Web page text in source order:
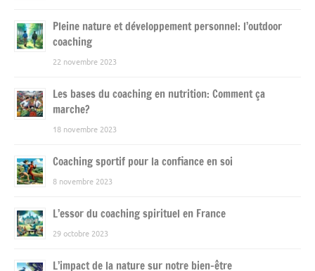
Pleine nature et développement personnel: l’outdoor
coaching
22 novembre 2023
Les bases du coaching en nutrition: Comment ça
marche?
18 novembre 2023
Coaching sportif pour la confiance en soi
8 novembre 2023
L’essor du coaching spirituel en France
29 octobre 2023
L’impact de la nature sur notre bien-être